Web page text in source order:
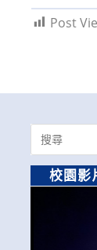
Post
Search
for:
校園影